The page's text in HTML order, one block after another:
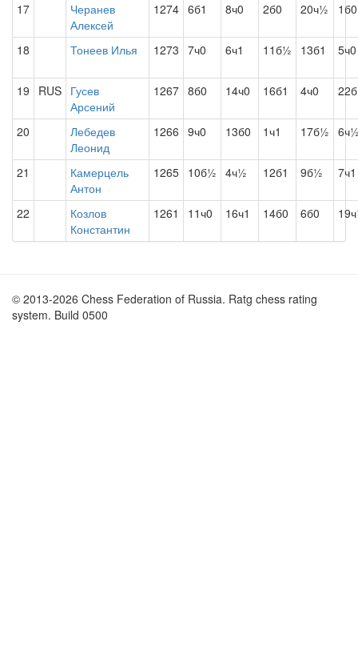
17
Черанев
Алексей
1274 6б1 8ч0 2б0 20ч½ 1б0
18 Тонеев Илья 1273 7ч0 6ч1 11б½ 13б1 5ч0
19 RUS Гусев
Арсений
1267 8б0 14ч0 16б1 4ч0
20
Лебедев
Леонид
1266 9ч0 13б0 1ч1 17б½
21
Камерцель
Антон
1265 10б½ 4ч½ 12б1 9б½ 7ч1
22
Козлов
Константин
1261 11ч0 16ч1 14б0 6б0
© 2013-2026 Chess Federation of Russia. Ratg chess rating
system. Build 0500